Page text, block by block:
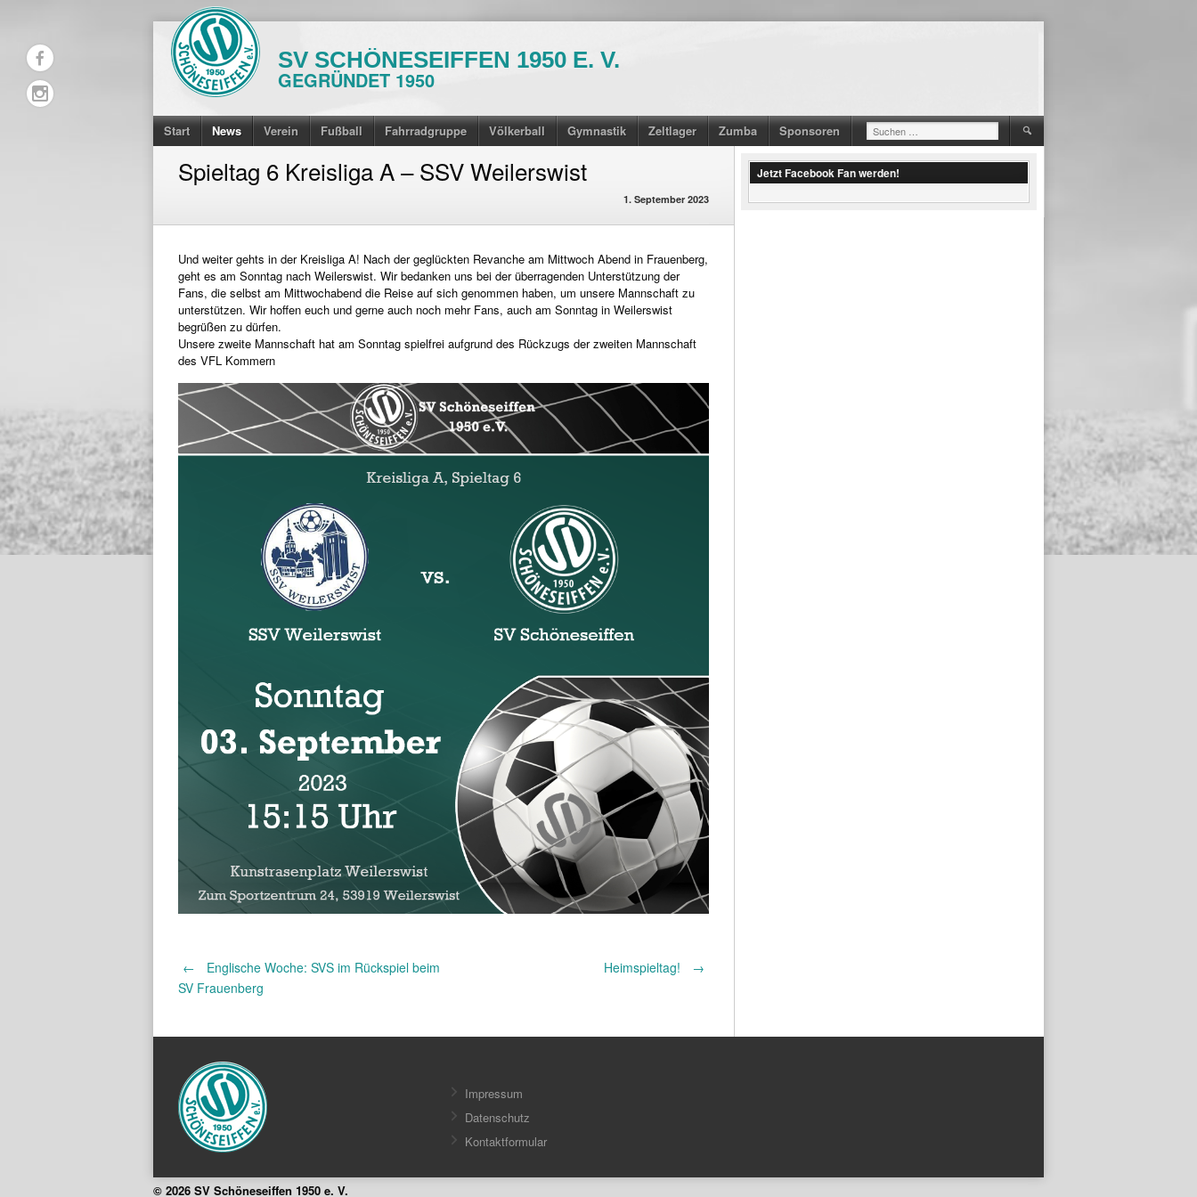
Skip
content
SV SCHÖNESEIFFEN 1950 E. V.
GEGRÜNDET 1950
Start News Verein Fußball Fahrradgruppe Völkerball Gymnastik Zeltlager Zumba Sponsoren
Suchen
nach:
Spieltag 6 Kreisliga A – SSV Weilerswist
1. September 2023
Und weiter gehts in der Kreisliga A! Nach der geglückten Revanche am Mittwoch Abend in Frauenberg,
geht es am Sonntag nach Weilerswist. Wir bedanken uns bei der überragenden Unterstützung der
Fans, die selbst am Mittwochabend die Reise auf sich genommen haben, um unsere Mannschaft zu
unterstützen. Wir hoffen euch und gerne auch noch mehr Fans, auch am Sonntag in Weilerswist
begrüßen zu dürfen.
Unsere zweite Mannschaft hat am Sonntag spielfrei aufgrund des Rückzugs der zweiten Mannschaft
des VFL Kommern
Post
navigation
←
Englische Woche: SVS im Rückspiel beim
SV Frauenberg
Heimspieltag! →
Jetzt Facebook Fan werden!
Impressum
Datenschutz
Kontaktformular
© 2026 SV Schöneseiffen 1950 e. V.